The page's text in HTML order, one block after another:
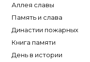
Аллея славы
Память и слава
Династии пожарных
Книга памяти
День в истории